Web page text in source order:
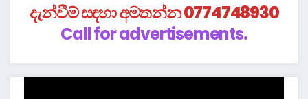
දැන්වීම් සඳහා අමතන්න 0774748930
Call for advertisements.